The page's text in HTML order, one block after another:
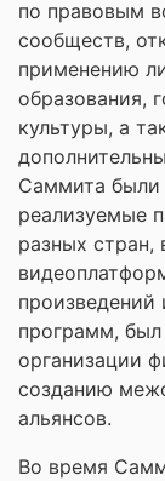
по правовым
сообществ,
применению
образования,
культуры, а
Саммита были
реализуемые
разных
произведений
программ,
организации
созданию
альянсов.
Во время